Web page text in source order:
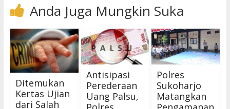
Anda Juga Mungkin Suka
Ditemukan
Kertas Ujian
dari Salah
Antisipasi
Perederaan
Uang Palsu,
Polres
Sukoharjo
Matangkan